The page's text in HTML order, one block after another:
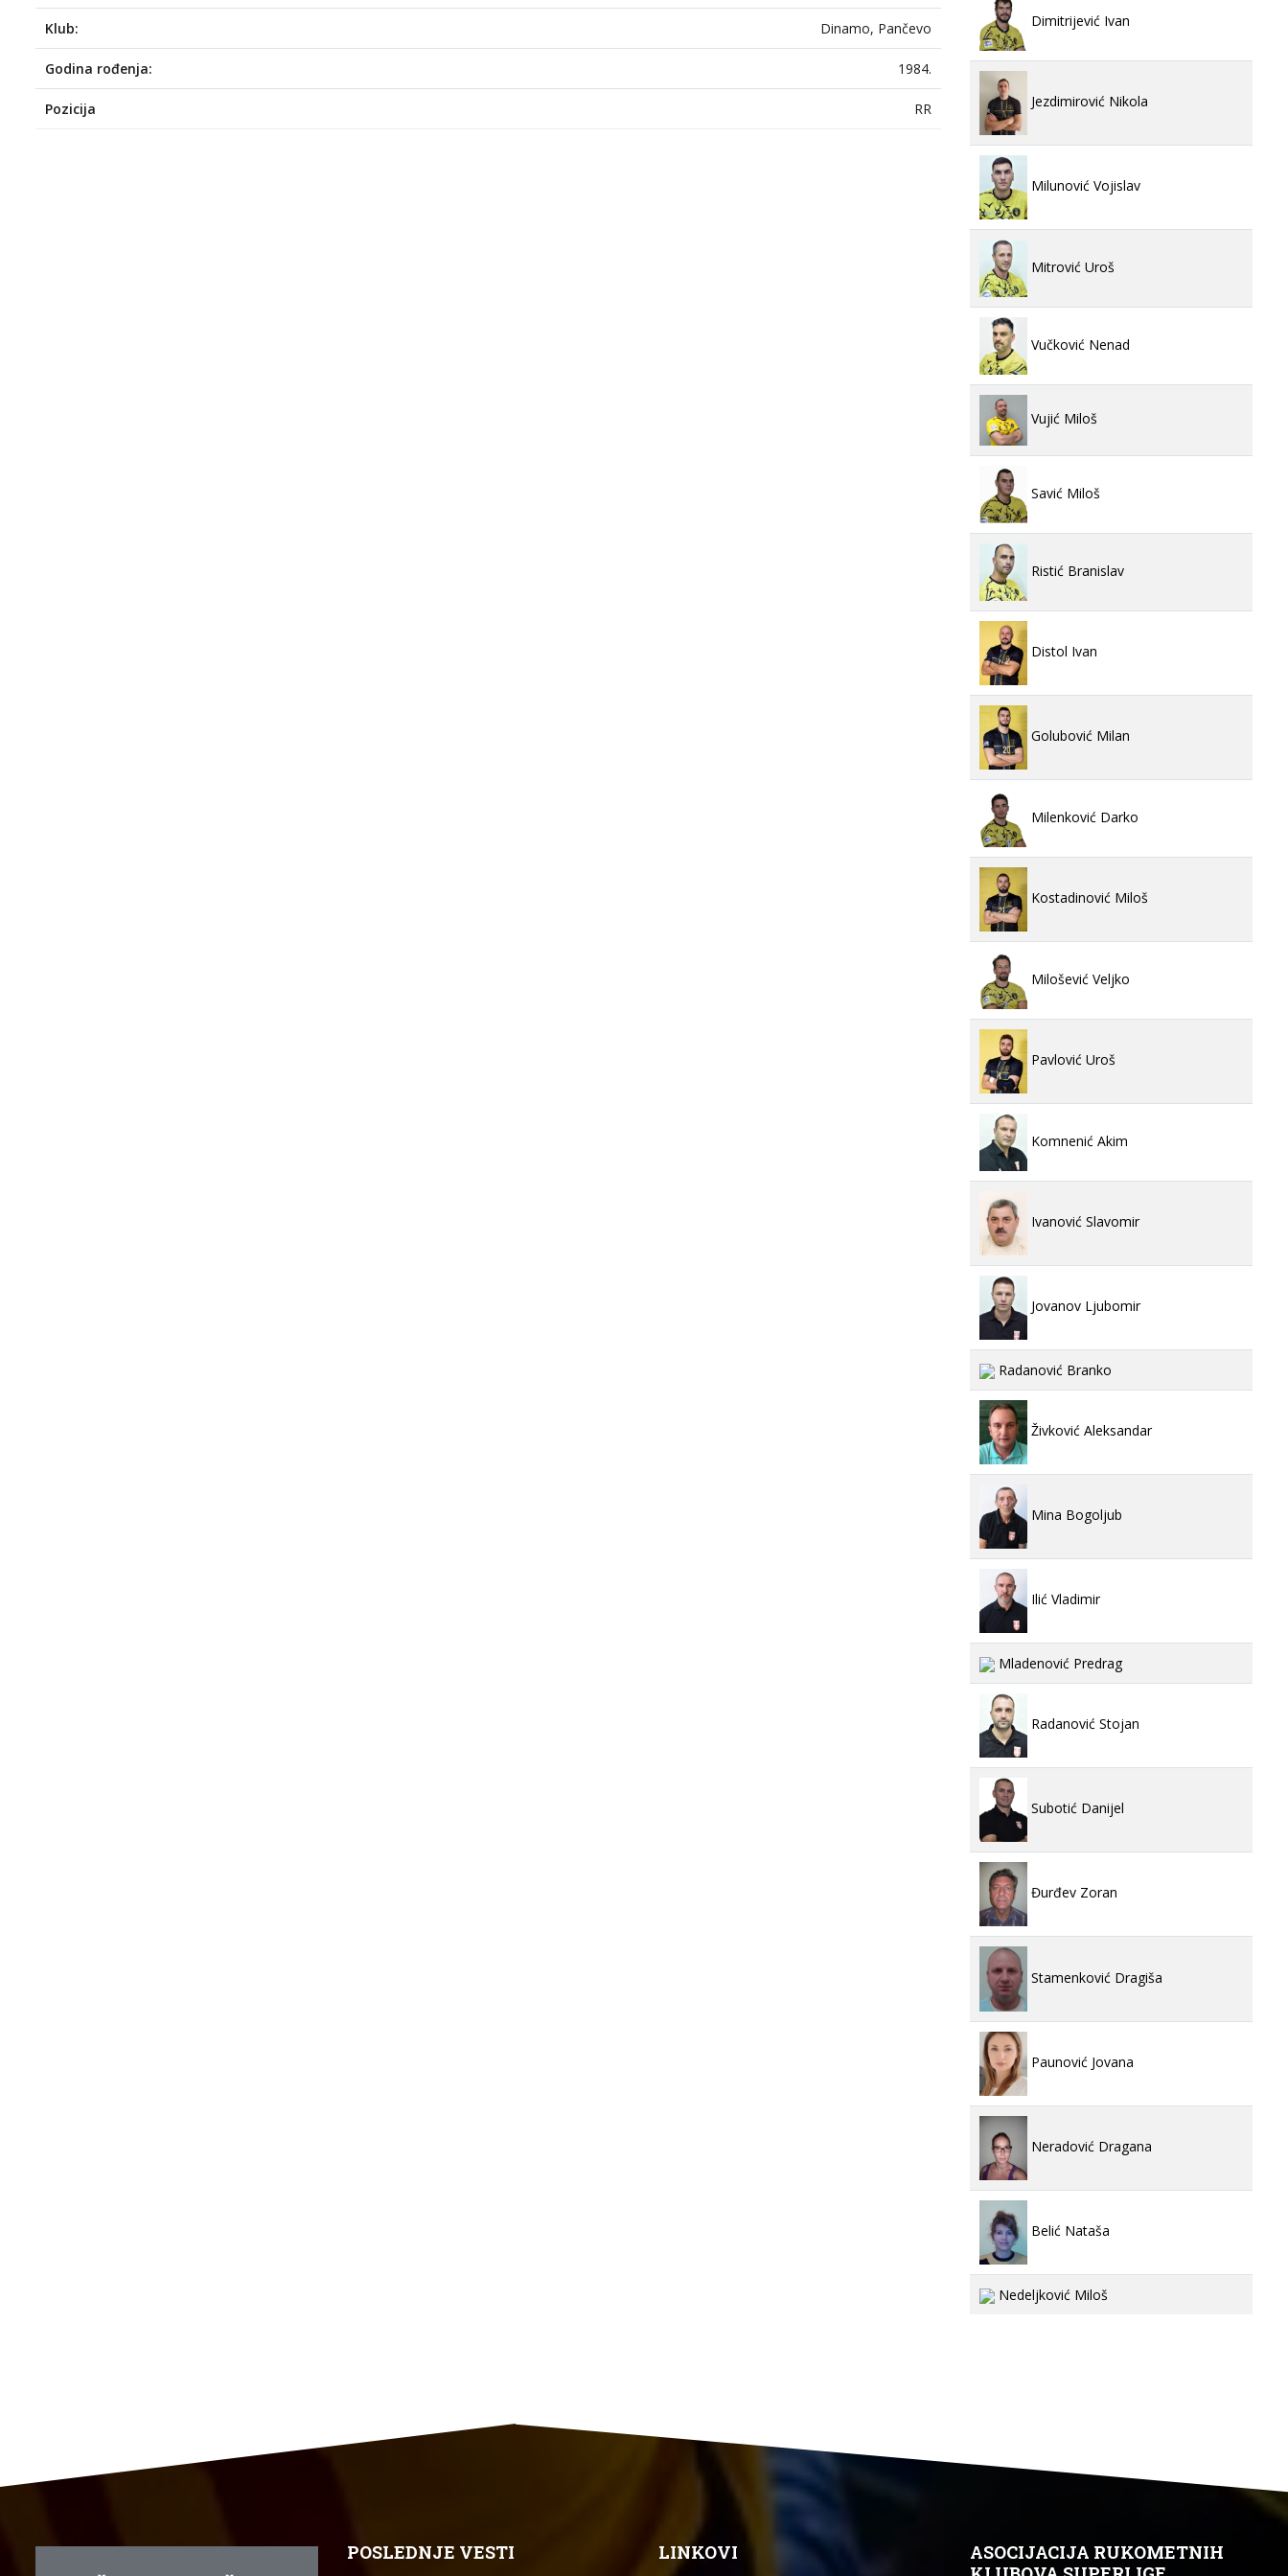
Klub: Dinamo, Pančevo
Godina rođenja: 1984.
Pozicija RR
Dimitrijević Ivan
Jezdimirović Nikola
Milunović Vojislav
Mitrović Uroš
Vučković Nenad
Vujić Miloš
Savić Miloš
Ristić Branislav
Distol Ivan
Golubović Milan
Milenković Darko
Kostadinović Miloš
Milošević Veljko
Pavlović Uroš
Komnenić Akim
Ivanović Slavomir
Jovanov Ljubomir
Radanović Branko
Živković Aleksandar
Mina Bogoljub
Ilić Vladimir
Mladenović Predrag
Radanović Stojan
Subotić Danijel
Đurđev Zoran
Stamenković Dragiša
Paunović Jovana
Neradović Dragana
Belić Nataša
Nedeljković Miloš
POSLEDNJE VESTI LINKOVI
ASOCIJACIJA RUKOMETNIH